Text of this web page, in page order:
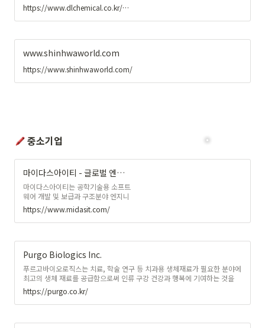
https://www.dlchemical.co.kr/main.do
www.shinhwaworld.com
https://www.shinhwaworld.com/
중소기업
마이다스아이티 - 글로벌 엔지니어링 솔루션 개발 및 서비스 파트너
마이다스아이티는 공학기술용 소프트
웨어 개발 및 보급과 구조분야 엔지니
어링 서비스 그리고 웹 비즈니스 통합
솔루션 서비스를 제공하는 회사입니
다. 마이다스아이티는 향후 글로벌 엔
장할 비전을 다지고 있습니다.
https://www.midasit.com/
Purgo Biologics Inc.
푸르고바이오로직스는 치료, 학술 연구 등 치과용 생체재료가 필요한 분야에
최고의 생체 재료를 공급함으로써 인류 구강 건강과 행복에 기여하는 것을
목표로 하는 치과용 생체재료 제조 전문기업 입니다. 의료인을 제외한 비의
료인에 대한 제품정보 제공을 금지하는 [의료기기법] 제 25조(광고의 심의)
규정에 따라 의료인이 아닌 비의료인의 경우 열람, 구매 및 회원 인증 등 본
https://purgo.co.kr/